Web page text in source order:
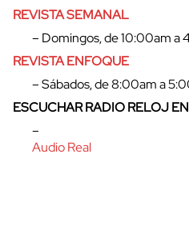
REVISTA SEMANAL
– Domingos, de 10:00am a
REVISTA ENFOQUE
– Sábados, de 8:00am a
ESCUCHAR RADIO RELOJ
–
Audio Real